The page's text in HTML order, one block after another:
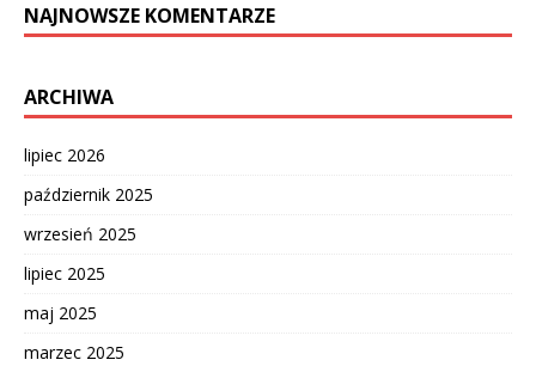
NAJNOWSZE KOMENTARZE
ARCHIWA
lipiec 2026
październik 2025
wrzesień 2025
lipiec 2025
maj 2025
marzec 2025